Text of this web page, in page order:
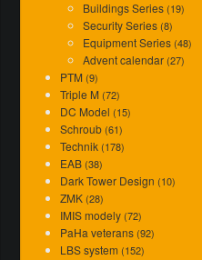
Buildings Series (19)
Security Series (8)
Equipment Series (48)
Advent calendar (27)
PTM (9)
Triple M (72)
DC Model (15)
Schroub (61)
Technik (178)
EAB (38)
Dark Tower Design (10)
ZMK (28)
IMIS modely (72)
PaHa veterans (92)
LBS system (152)